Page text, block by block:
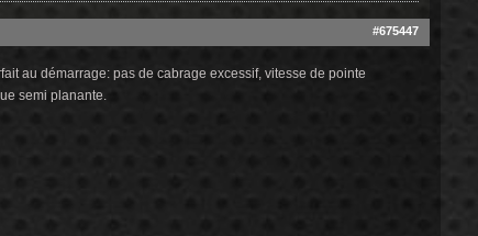
#675447
au démarrage: pas de cabrage excessif, vitesse de pointe
semi planante.